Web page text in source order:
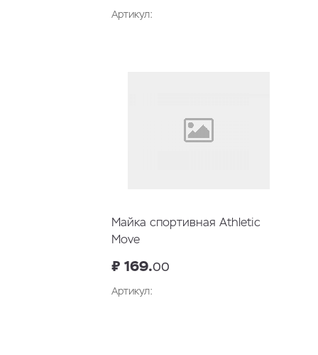
Артикул:
Майка спортивная Athletic
Move
₽ 169.00
Артикул: